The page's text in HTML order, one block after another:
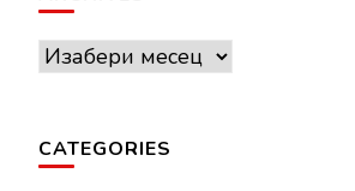
Archives
CATEGORIES